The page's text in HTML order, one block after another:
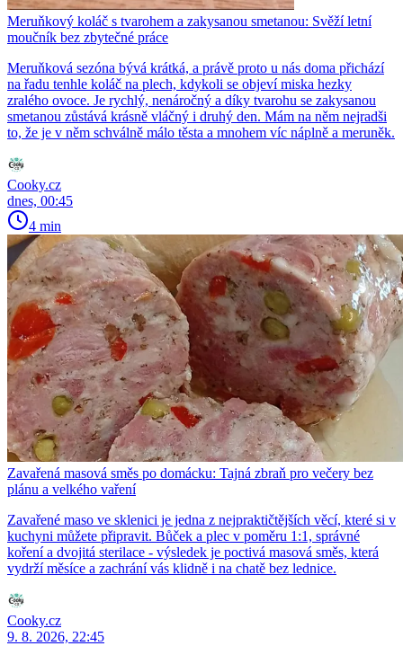
Meruňkový koláč s tvarohem a zakysanou smetanou: Svěží letní
moučník bez zbytečné práce
Meruňková sezóna bývá krátká, a právě proto u nás doma přichází
na řadu tenhle koláč na plech, kdykoli se objeví miska hezky
zralého ovoce. Je rychlý, nenáročný a díky tvarohu se zakysanou
smetanou zůstává krásně vláčný i druhý den. Mám na něm nejradši
to, že je v něm schválně málo těsta a mnohem víc náplně a meruněk.
Cooky.cz
dnes, 00:45
4 min
Zavařená masová směs po domácku: Tajná zbraň pro večery bez
plánu a velkého vaření
Zavařené maso ve sklenici je jedna z nejpraktičtějších věcí, které si v
kuchyni můžete připravit. Bůček a plec v poměru 1:1, správné
koření a dvojitá sterilace - výsledek je poctivá masová směs, která
vydrží měsíce a zachrání vás klidně i na chatě bez lednice.
Cooky.cz
9. 8. 2026, 22:45